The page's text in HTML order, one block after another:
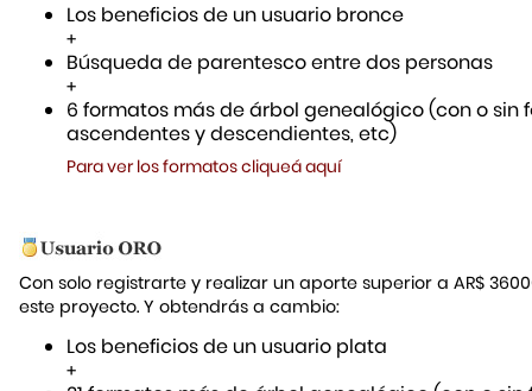
Los beneficios de un usuario bronce
+
Búsqueda de parentesco entre dos personas
+
6 formatos más de árbol genealógico (con o sin
ascendentes y descendientes, etc)
Para ver los formatos cliqueá aquí
Con solo registrarte y realizar un aporte superior a AR$
este proyecto. Y obtendrás a cambio:
Los beneficios de un usuario plata
+